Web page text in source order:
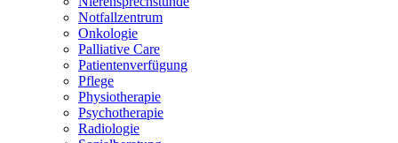
Notfallzentrum
Onkologie
Palliative Care
Patientenverfügung
Pflege
Physiotherapie
Psychotherapie
Radiologie